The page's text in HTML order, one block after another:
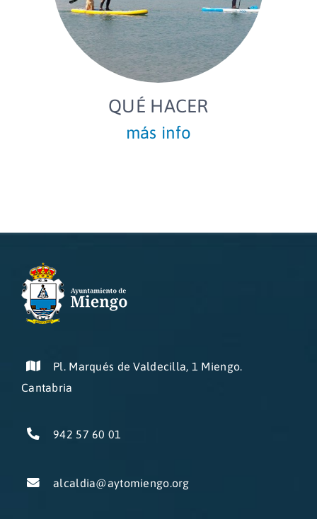
QUÉ HACER
más info
Pl. Marqués de Valdecilla, 1 Miengo.
Cantabria
942 57 60 01
alcaldia@aytomiengo.org